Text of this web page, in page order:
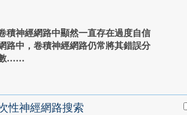
積神經網路中顯然一直存在過度自信
路中，卷積神經網路仍常將其錯誤分
...
性神經網路搜索